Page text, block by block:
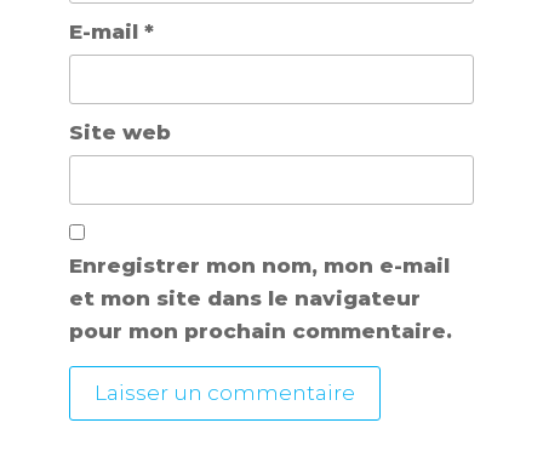
E-mail *
Site web
Enregistrer mon nom, mon e-mail
et mon site dans le navigateur
pour mon prochain commentaire.